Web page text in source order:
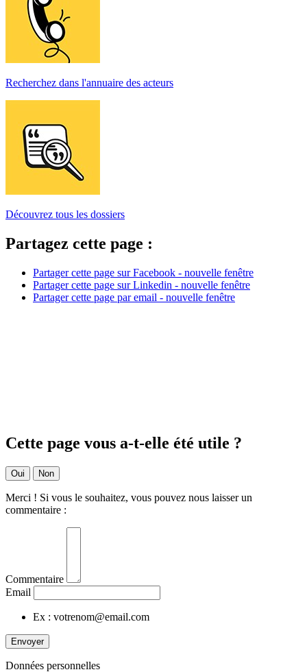
Recherchez dans l'annuaire des acteurs
Découvrez tous les dossiers
Partagez cette page :
Partager cette page sur Facebook - nouvelle fenêtre
Partager cette page sur Linkedin - nouvelle fenêtre
Partager cette page par email - nouvelle fenêtre
Cette page vous a-t-elle été utile ?
Oui Non
Merci ! Si vous le souhaitez, vous pouvez nous laisser un
commentaire :
Commentaire
Email
Ex : votrenom@email.com
Envoyer
Données personnelles